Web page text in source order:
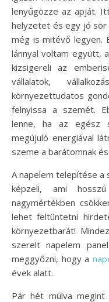
lenyűgözze az apját.
helyzetet és egy jó sör
még is mitévő legyen.
lánnyal voltam együtt,
kizsigereli az
vállalatok,
környezettudatos
felnyissa a szemét.
lenne, ha az egész
megújuló energiával
szeme a barátomnak
A napelem telepítése a
képzeli, ami
nagymértékben
lehet feltüntetni
környezetbarát!
szerelt napelem
meggyőzni, hogy a
évek alatt.
Pár hét múlva